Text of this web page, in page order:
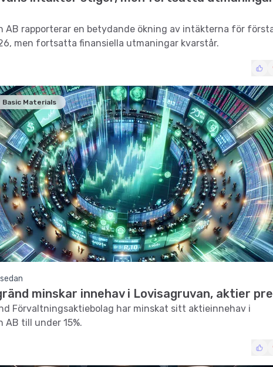
AB rapporterar en betydande ökning av intäkterna för
men fortsatta finansiella utmaningar kvarstår.
Basic Materials
minskar innehav i Lovisagruvan, aktier
Förvaltningsaktiebolag har minskat sitt aktieinnehav i
AB till under 15%.